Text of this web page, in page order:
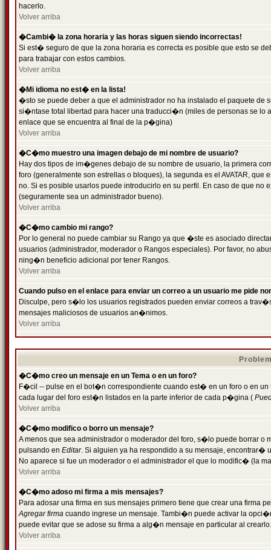
hacerlo.
Volver arriba
�Cambi� la zona horaria y las horas siguen siendo incorrectas!
Si est� seguro de que la zona horaria es correcta es posible que esto se
para trabajar con estos cambios.
Volver arriba
�Mi idioma no est� en la lista!
�sto se puede deber a que el administrador no ha instalado el paquete
si�ntase total libertad para hacer una traducci�n (miles de personas se
enlace que se encuentra al final de la p�gina)
Volver arriba
�C�mo muestro una imagen debajo de mi nombre de usuario?
Hay dos tipos de im�genes debajo de su nombre de usuario, la primera
foro (generalmente son estrellas o bloques), la segunda es el AVATAR,
no. Si es posible usarlos puede introducirlo en su perfil. En caso de que
(seguramente sea un administrador bueno).
Volver arriba
�C�mo cambio mi rango?
Por lo general no puede cambiar su Rango ya que �ste es asociado
usuarios (administrador, moderador o Rangos especiales). Por favor, no
ning�n beneficio adicional por tener Rangos.
Volver arriba
Cuando pulso en el enlace para enviar un correo a un usuario me pide
Disculpe, pero s�lo los usuarios registrados pueden enviar correos a
mensajes maliciosos de usuarios an�nimos.
Volver arriba
�C�mo creo un mensaje en un Tema o en un foro?
F�cil -- pulse en el bot�n correspondiente cuando est� en un foro o en
cada lugar del foro est�n listados en la parte inferior de cada p�gina (
Volver arriba
�C�mo modifico o borro un mensaje?
A menos que sea administrador o moderador del foro, s�lo puede borrar o
pulsando en Editar. Si alguien ya ha respondido a su mensaje, encontrar�
No aparece si fue un moderador o el administrador el que lo modific� (la
Volver arriba
�C�mo adoso mi firma a mis mensajes?
Para adosar una firma en sus mensajes primero tiene que crear una firma
Agregar firma cuando ingrese un mensaje. Tambi�n puede activar la
puede evitar que se adose su firma a alg�n mensaje en particular al crearlo.
Volver arriba